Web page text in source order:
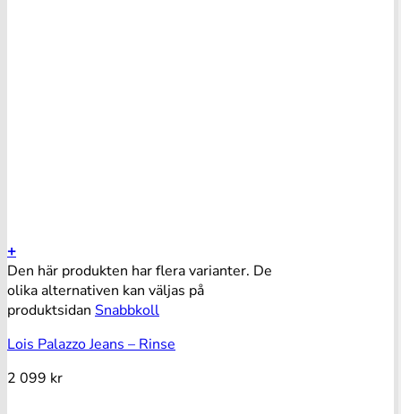
+
Den här produkten har flera varianter. De
olika alternativen kan väljas på
produktsidan Snabbkoll
Lois Palazzo Jeans – Rinse
2 099 kr